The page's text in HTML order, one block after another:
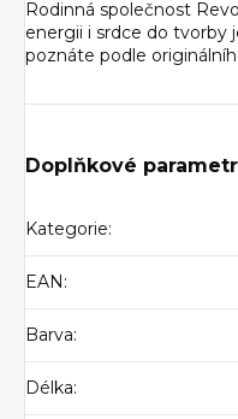
Rodinná společnost
energii i srdce do tvorby
poznáte podle
Doplňkové
Kategorie:
EAN :
Barva:
Délka: